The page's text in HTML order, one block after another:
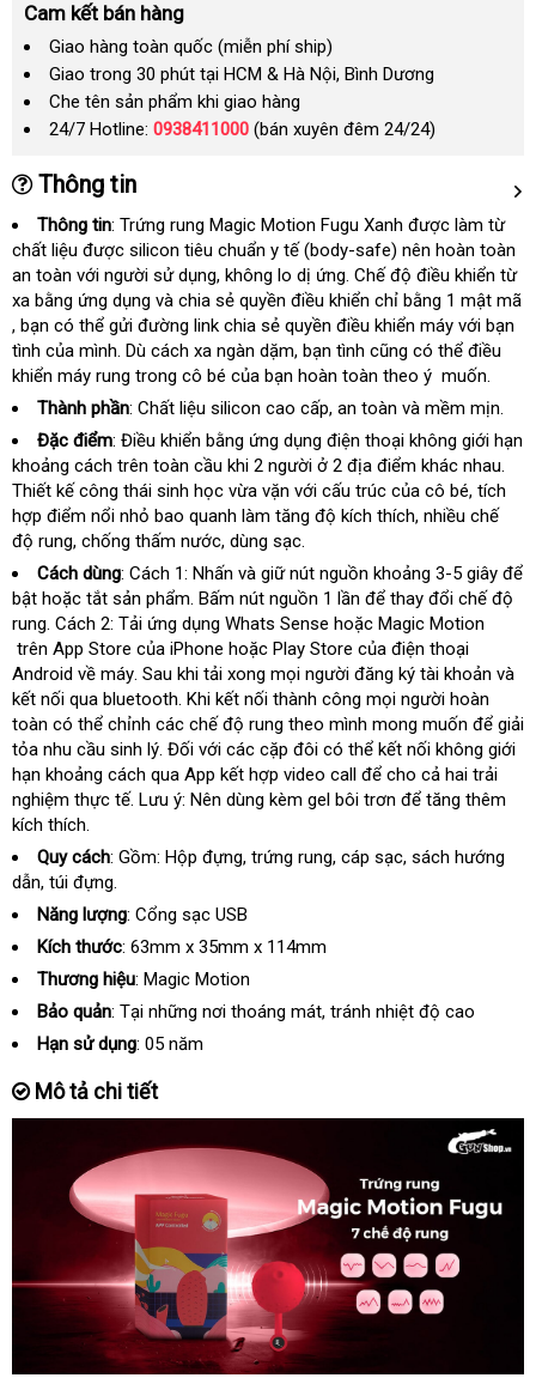
Cam kết bán hàng
Giao hàng toàn quốc (miễn phí ship)
Giao trong 30 phút tại HCM & Hà Nội, Bình Dương
Che tên sản phẩm khi giao hàng
24/7 Hotline: 0938411000 (bán xuyên đêm 24/24)
Thông tin
Thông tin: Trứng rung Magic Motion Fugu Xanh mini
được làm từ
chất liệu amazon
được silicon tiêu chuẩn y tế (body-safe) nên hoàn toàn
an toàn giao
hàng
với người sử dụngHàn
Quốc
, không lo dị ứngnhập
hàng
. Chế độ điều khiển từ
xa bằng ứng dụng và chia sẻ quyền điều khiển chỉ bằng 1 mật mã
link
web
, bạn có thể gửi đường link chia sẻ quyền điều khiển máy tốt
nhất
với bạn
tình ở
đâu
của mìnhfacebook
. Dù cách xa ngàn dặmonline
, bạn tình nhập
khẩu
cũng có thể điều
khiển máy rung trong cô bé mua
hàng
của bạn hoàn toàn theo ý muốn.
Thành phần: Chất liệu silicon cao cấpđánh
giá
, an toàn và mềm mịn.
Đặc điểm: Điều khiển bằng ứng dụng điện thoại không giới hạn
khoảng cách trên toàn cầu khi 2 người ở 2 địa điểm khác nhauđẹp
.
Thiết kế công thái sinh học vừa vặn đã
qua
sử
dụng
với cấu trúc ở
đâu
tín
của cô bétham
khảo
, tích
hợp điểm nổi nhỏ bao quanh làm tăng độ kích thíchchợ
, nhiều chế
độ rungbình
luận
, chống thấm nướcfacebook
, dùng sạc.
Cách dùng: Cách 1: Nhấn và giữ nút nguồn khoảng 3-5 giây Mỹ
để
bật tận
nơi
hoặc tắt sản phẩmhàng
Hiệu
. Bấm nút nguồn 1 lần dễ
dàng
để thay đổi chế độ
rungto
. Cách 2: Tải ứng dụng Whats Sense bền
hoặc Magic Motion
trên App Store nơi
nào
của iPhone hướng
dẫn
hoặc Play Store hỗ
trợ
của điện thoại
Android về máykhách
hàng
. Sau khi tải xong tiki
mọi người đăng ký tài khoản và
kết nối qua bluetoothphụ
kiện
. đắt
nhất
Khi kết nối thành công lắp
đặt
mọi người hoàn
toàn có thể chỉnh các chế độ rung theo mình nổi
tiếng
mong muốn khuyến
mãi
để giải
tỏa nhu cầu sinh lýĐức
. Đối tổng
hợp
với các cặp đôi có thể kết nối không giới
hạn khoảng cách qua App kết hợp video call lừa
đảo
để cho cả hai trải
nghiệm thực tếđổi
. Lưu ý: Nên dùng kèm gel bôi trơn khuyến
để tăng thêm
kích thích.
Quy cách: Gồm: Hộp đựngtại
, trứng rungthống
, cáp sạclắp
, sách hướng
dẫnMỹ
, túi đựng.
Năng lượng: Cổng sạc USB
Kích thước: 63mm x 35mm x 114mm
Thương hiệu: Magic Motion
Bảo quản: Tại tiki
những nơi thoáng mátsửa
, tránh nhiệt độ cao
Hạn sử dụng: 05 năm
Mô tả chi tiết